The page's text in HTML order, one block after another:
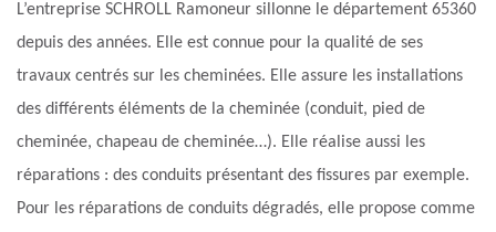
L’entreprise SCHROLL Ramoneur sillonne le département 65360
depuis des années. Elle est connue pour la qualité de ses
travaux centrés sur les cheminées. Elle assure les installations
des différents éléments de la cheminée (conduit, pied de
cheminée, chapeau de cheminée…). Elle réalise aussi les
réparations : des conduits présentant des fissures par exemple.
Pour les réparations de conduits dégradés, elle propose comme